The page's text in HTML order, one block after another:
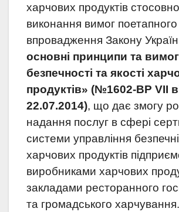
харчових продуктів стосовно
виконання вимог поетапного
впровадження Закону
основні принципи та
безпечності та якості
продуктів» (№1602-ВР VII
22.07.2014), що дає змогу
надання послуг в сфері
системи управління
харчових продуктів
виробниками харчових
закладами ресторанного
та громадського харчування.